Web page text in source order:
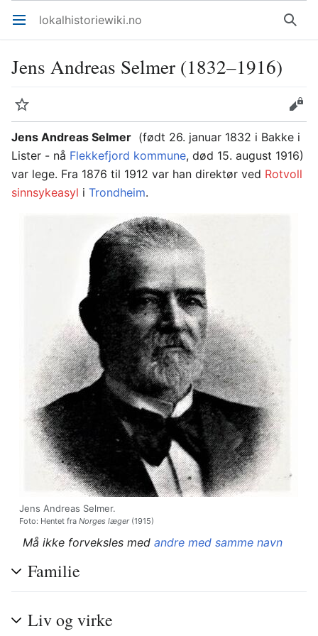
Åpne hovedmenyen lokalhistoriewiki.no Søk
Jens Andreas Selmer (1832–1916)
Overvåk
Rediger
Jens Andreas Selmer (født 26. januar 1832 i Bakke i
Lister - nå Flekkefjord kommune, død 15. august 1916)
var lege. Fra 1876 til 1912 var han direktør ved Rotvoll
sinnsykeasyl i Trondheim.
Jens Andreas Selmer.
Foto: Hentet fra Norges læger(1915)
Må ikke forveksles med andre med samme navn
Familie
Liv og virke